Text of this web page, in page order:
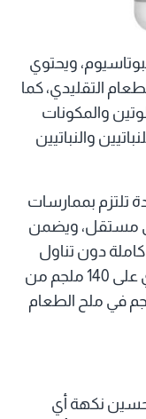
ويحتوي
التقليدي، كما
والمكونات
والنباتيين
تلتزم بممارسات
مستقل، ويضمن
دون تناول
كمية زائدة من الصوديوم، حيث يحتوي على 140 ملجم من
لكل جرعة مقارنة بـ 590 ملجم في ملح الطعام
نكهة أي